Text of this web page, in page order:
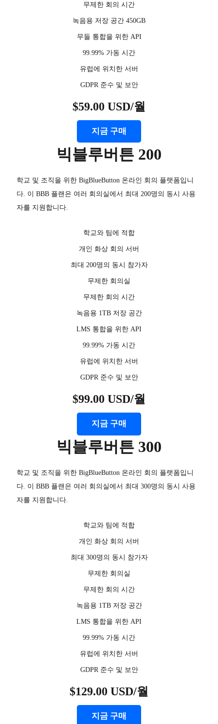
무제한 회의 시간
녹음용 저장 공간 450GB
무들 통합을 위한 API
99.99% 가동 시간
유럽에 위치한 서버
GDPR 준수 및 보안
$59.00 USD/월
지금 구매
빅블루버튼 200
학교 및 조직을 위한 BigBlueButton 온라인 회의 플랫폼입니
다. 이 BBB 플랜은 여러 회의실에서 최대 200명의 동시 사용
자를 지원합니다.
학교와 팀에 적합
개인 화상 회의 서버
최대 200명의 동시 참가자
무제한 회의실
무제한 회의 시간
녹음용 1TB 저장 공간
LMS 통합을 위한 API
99.99% 가동 시간
유럽에 위치한 서버
GDPR 준수 및 보안
$99.00 USD/월
지금 구매
빅블루버튼 300
학교 및 조직을 위한 BigBlueButton 온라인 회의 플랫폼입니
다. 이 BBB 플랜은 여러 회의실에서 최대 300명의 동시 사용
자를 지원합니다.
학교와 팀에 적합
개인 화상 회의 서버
최대 300명의 동시 참가자
무제한 회의실
무제한 회의 시간
녹음용 1TB 저장 공간
LMS 통합을 위한 API
99.99% 가동 시간
유럽에 위치한 서버
GDPR 준수 및 보안
$129.00 USD/월
지금 구매